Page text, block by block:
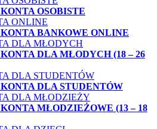
KONTA OSOBISTE
KONTA BANKOWE ONLINE
KONTA DLA MŁODYCH (18 – 26
KONTA DLA STUDENTÓW
KONTA MŁODZIEŻOWE (13 – 18